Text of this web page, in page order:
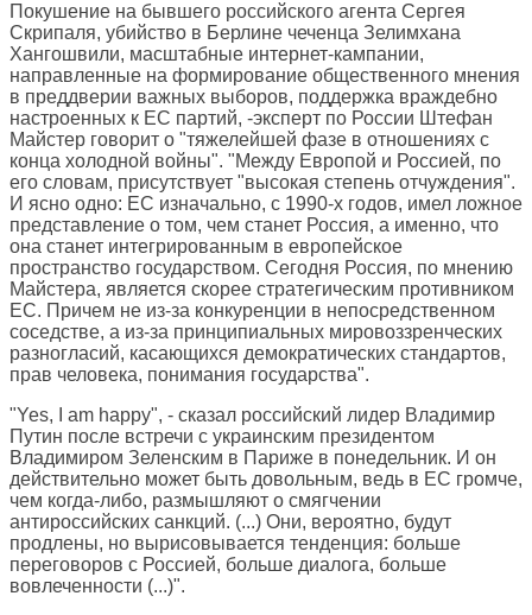
Покушение на бывшего российского агента Сергея
Скрипаля, убийство в Берлине чеченца Зелимхана
Хангошвили, масштабные интернет-кампании,
направленные на формирование общественного мнения
в преддверии важных выборов, поддержка враждебно
настроенных к ЕС партий, -эксперт по России Штефан
Майстер говорит о "тяжелейшей фазе в отношениях с
конца холодной войны". "Между Европой и Россией, по
его словам, присутствует "высокая степень отчуждения".
И ясно одно: ЕС изначально, с 1990-х годов, имел ложное
представление о том, чем станет Россия, а именно, что
она станет интегрированным в европейское
пространство государством. Сегодня Россия, по мнению
Майстера, является скорее стратегическим противником
ЕС. Причем не из-за конкуренции в непосредственном
соседстве, а из-за принципиальных мировоззренческих
разногласий, касающихся демократических стандартов,
прав человека, понимания государства".
"Yes, I am happy", - сказал российский лидер Владимир
Путин после встречи с украинским президентом
Владимиром Зеленским в Париже в понедельник. И он
действительно может быть довольным, ведь в ЕС громче,
чем когда-либо, размышляют о смягчении
антироссийских санкций. (...) Они, вероятно, будут
продлены, но вырисовывается тенденция: больше
переговоров с Россией, больше диалога, больше
вовлеченности (...)".